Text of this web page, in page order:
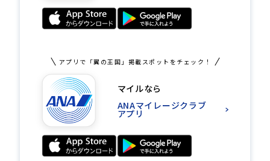
アプリで「翼の王国」掲載スポットをチェック！
マイルなら
ANAマイレージクラブ
アプリ